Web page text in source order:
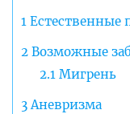
1 Естественные
2 Возможные
2.1Мигрень
3Аневризма